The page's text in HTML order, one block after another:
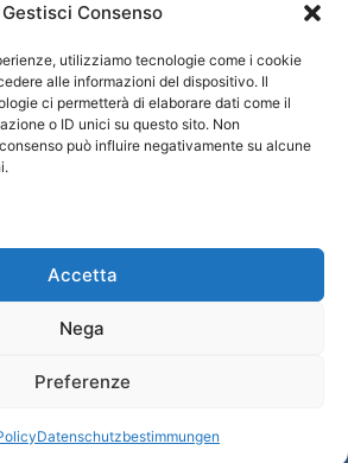
Gestisci Consenso
utilizziamo tecnologie come i cookie
alle informazioni del dispositivo. Il
ci permetterà di elaborare dati come il
o ID unici su questo sito. Non
può influire negativamente su alcune
Accetta
Nega
Preferenze
Datenschutzbestimmungen
© All rights reserved